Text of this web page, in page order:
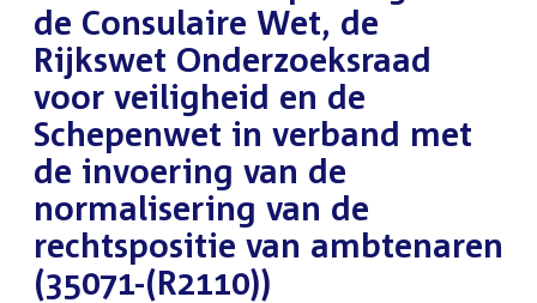
de Consulaire Wet, de
Rijkswet Onderzoeksraad
voor veiligheid en de
Schepenwet in verband met
de invoering van de
normalisering van de
rechtspositie van ambtenaren
(35071-(R2110))